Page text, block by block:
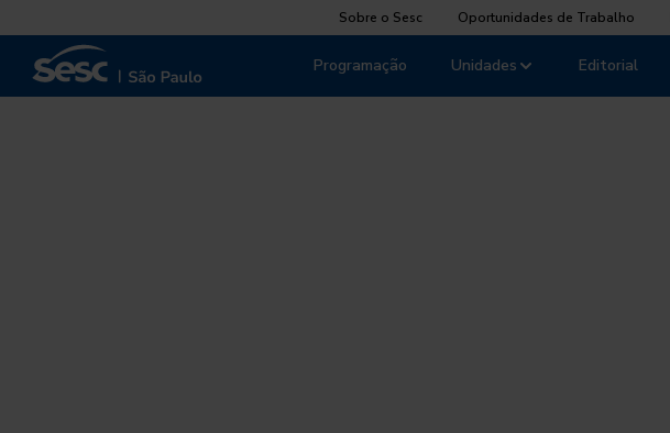
Sobre o Sesc Oportunidades de Trabalho
Unidades
Programação Editorial